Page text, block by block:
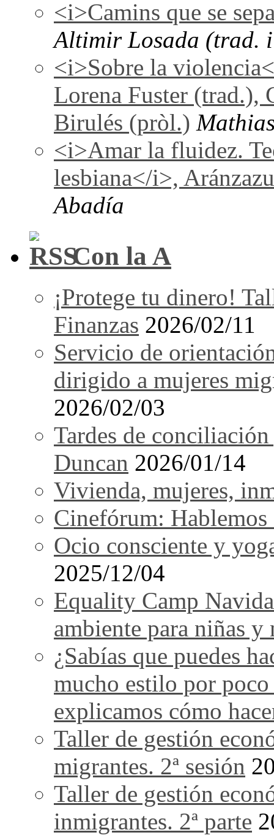
<i>Camins que se
Altimir Losada (trad.
<i>Sobre la
Lorena Fuster (trad.),
Birulés (pròl.)
<i>Amar la fluidez.
lesbiana</i>,
Abadía
Con la A
¡Protege tu dinero!
Finanzas 2026/02/11
Servicio de
dirigido a mujeres
2026/02/03
Tardes de
Duncan 2026/01/14
Vivienda, mujeres,
Cinefórum:
Ocio consciente y
2025/12/04
Equality Camp
ambiente para niñas y
¿Sabías que puedes
mucho estilo por
explicamos cómo
Taller de gestión
migrantes. 2ª sesión
Taller de gestión
inmigrantes. 2ª parte